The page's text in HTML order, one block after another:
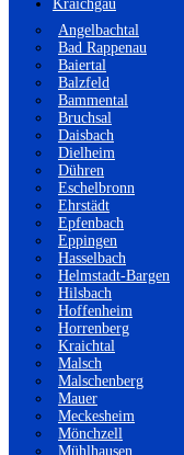
Kraichgau
Angelbachtal
Bad Rappenau
Baiertal
Balzfeld
Bammental
Bruchsal
Daisbach
Dielheim
Dühren
Eschelbronn
Ehrstädt
Epfenbach
Eppingen
Hasselbach
Helmstadt-Bargen
Hilsbach
Hoffenheim
Horrenberg
Kraichtal
Malsch
Malschenberg
Mauer
Meckesheim
Mönchzell
Mühlhausen